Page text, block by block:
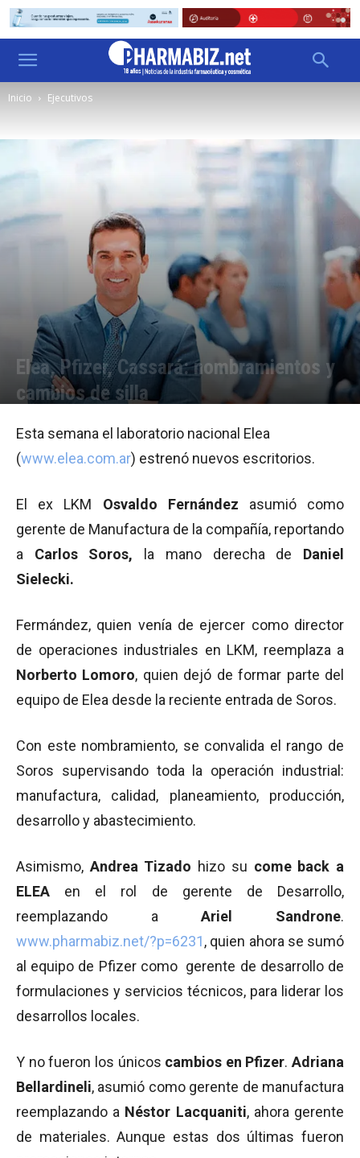
Inicio Ejecutivos
Elea, Pfizer, Cassará: nombramientos y
cambios de silla
Esta semana el laboratorio nacional Elea
(www.elea.com.ar) estrenó nuevos escritorios.
El ex LKM Osvaldo Fernández asumió como
gerente de Manufactura de la compañía, reportando
a Carlos Soros, la mano derecha de Daniel
Sielecki.
Fermández, quien venía de ejercer como director
de operaciones industriales en LKM, reemplaza a
Norberto Lomoro, quien dejó de formar parte del
equipo de Elea desde la reciente entrada de Soros.
Con este nombramiento, se convalida el rango de
Soros supervisando toda la operación industrial:
manufactura, calidad, planeamiento, producción,
desarrollo y abastecimiento.
Asimismo, Andrea Tizado hizo su come back a
ELEA en el rol de gerente de Desarrollo,
reemplazando aAriel Sandrone.
www.pharmabiz.net/?p=6231, quien ahora se sumó
al equipo de Pfizer como gerente de desarrollo de
formulaciones y servicios técnicos, para liderar los
desarrollos locales.
Y no fueron los únicos cambios en Pfizer. Adriana
Bellardineli, asumió como gerente de manufactura
reemplazando a Néstor Lacquaniti, ahora gerente
de materiales. Aunque estas dos últimas fueron